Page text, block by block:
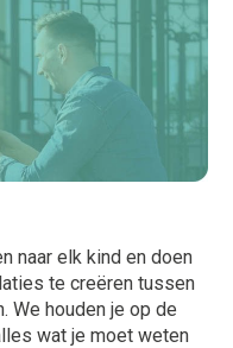
naar elk kind en doen
te creëren tussen
We houden je op de
wat je moet weten